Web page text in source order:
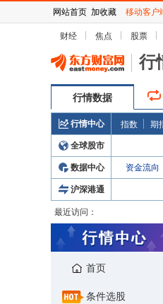
财经 焦点 股票
行
行情数据
行情中心 指数 期
全球股市
数据中心 资金流向
沪深港通
最近访问：
首页
条件选股
网站首页 加收藏 移动客户